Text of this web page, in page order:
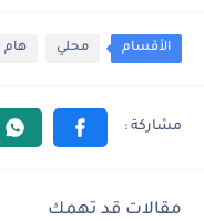
الأقسام محلي هام
مقالات قد تهمك